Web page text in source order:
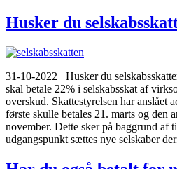
Husker du
31-10-2022 Husker du
skal betale 22% i selskabsskat af
overskud. Skattestyrelsen har anslået
første skulle betales 21. marts og den
november. Dette sker på baggrund af
udgangspunkt sættes nye selskaber